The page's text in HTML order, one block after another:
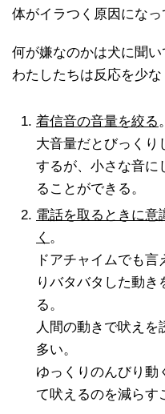
体がイラつく原因になっ
何が嫌なのかは犬に聞い
わたしたちは反応を少な
着信音の音量を絞る 。
大音量だとびっくり
するが、小さな音に
ることができる。
電話を取るときに意
く 。
ドアチャイムでも
りバタバタした動き
る。
人間の動きで吠え
多い。
ゆっくりのんびり動
て吠えるのを減らす